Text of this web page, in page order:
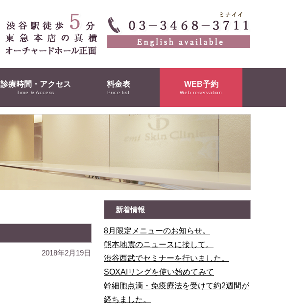
診療時間・アクセス
Time & Access
料金表
Price list
WEB予約
Web reservation
2018年2月19日
新着情報
8月限定メニューのお知らせ。
熊本地震のニュースに接して。
渋谷西武でセミナーを行いました。
SOXAIリングを使い始めてみて
幹細胞点滴・免疫療法を受けて約2週間が
経ちました。